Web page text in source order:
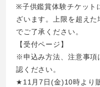
※子供鑑賞体験チケット
ざいます。上限を超え
でご了承ください。
【受付ページ】
※申込み方法、注意事項
認ください。
★11月7日(金)10時より